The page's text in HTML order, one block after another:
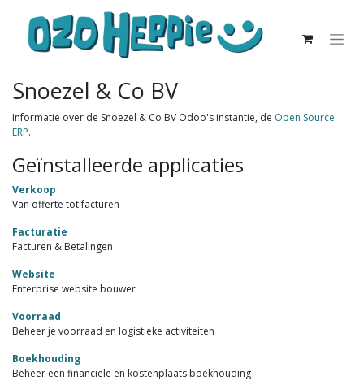
Snoezel & Co BV
Informatie over de Snoezel & Co BV Odoo's instantie, de Open Source
ERP.
Geïnstalleerde applicaties
Verkoop
Van offerte tot facturen
Facturatie
Facturen & Betalingen
Website
Enterprise website bouwer
Voorraad
Beheer je voorraad en logistieke activiteiten
Boekhouding
Beheer een financiële en kostenplaats boekhouding